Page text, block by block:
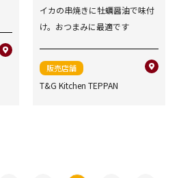
イカの串焼きに牡蠣醤油で味付
け。おつまみに最適です
販売店舗
T&G Kitchen TEPPAN